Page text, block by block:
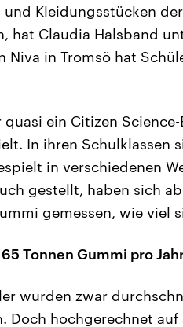
und Kleidungsstücken
hat Claudia Halsband
Niva in Tromsö hat
quasi ein Citizen
In ihren Schulklassen
in verschiedenen
gestellt, haben sich
gemessen, wie viel
Tonnen Gummi pro
wurden zwar
Doch hochgerechnet